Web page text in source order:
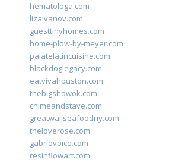
hematologa.com
lizaivanov.com
guesttinyhomes.com
home-plow-by-meyer.com
palatelatincuisine.com
blackdoglegacy.com
eatvivahouston.com
thebigshowok.com
chimeandstave.com
greatwallseafoodny.com
theloverose.com
gabriovoice.com
resinflowart.com